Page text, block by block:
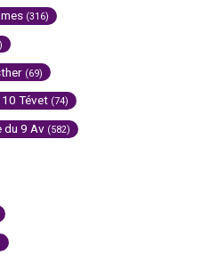
(316)
(69)
Tévet (74)
du 9 Av (582)